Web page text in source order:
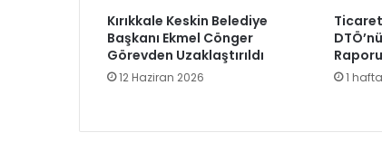
Kırıkkale Keskin Belediye
Başkanı Ekmel Cönger
Görevden Uzaklaştırıldı
12 Haziran 2026
Ticaret
1